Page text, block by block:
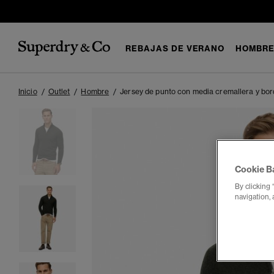
REBAJAS DE VERANO HOMBRE
Inicio Outlet Hombre Jersey de punto con media cremallera y
Cookie
By clicking
navigation,